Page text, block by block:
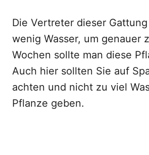
Die Vertreter dieser
wenig Wasser, um genauer
Wochen sollte man diese
Auch hier sollten Sie auf
achten und nicht zu viel
Pflanze geben.